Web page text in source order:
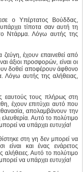
έχουν επαινεθεί από
δοθεί αποφέρουν άφθονο
Λόγω αυτής της αλήθειας,
έχουν επιτύχει αυτό που
απολαμβάνουν την
Αυτό το πολύτιμο
να υπάρχει ευτυχία!
είναι και ένας ενάρετος
αλήθειες. Αυτό το πολύτιμο
να υπάρχει ευτυχία!
αλήθειες, που διδάχτηκαν
μπορεί να είναι. Αυτό το
μπορεί να υπάρχει